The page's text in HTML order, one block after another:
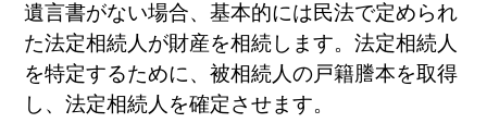
遺言書がない場合、基本的には民法で定められ
た法定相続人が財産を相続します。法定相続人
を特定するために、被相続人の戸籍謄本を取得
し、法定相続人を確定させます。